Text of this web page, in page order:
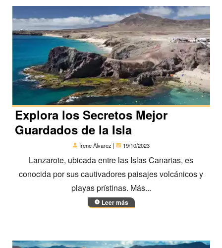
Explora los Secretos Mejor
Guardados de la Isla
Irene Alvarez | 19/10/2023
Lanzarote, ubicada entre las Islas Canarias, es
conocida por sus cautivadores paisajes volcánicos y
playas prístinas. Más...
Leer más